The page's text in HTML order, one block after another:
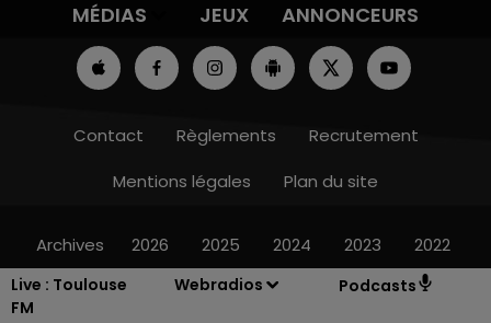
Live : Toulouse
FM
Webradios Podcasts
MÉDIAS
JEUX ANNONCEURS
Contact Règlements
Recrutement
Mentions légales
Plan du site
Archives 2026 2025 2024 2023 2022